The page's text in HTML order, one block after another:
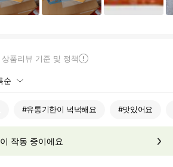
상품리뷰 기준 및 정책
#유통기한이 넉넉해요 #맛있어요
이 작동 중이에요